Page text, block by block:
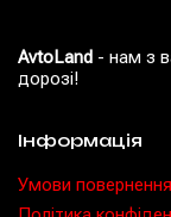
AvtoLand - нам з
дорозі!
Інформація
Умови